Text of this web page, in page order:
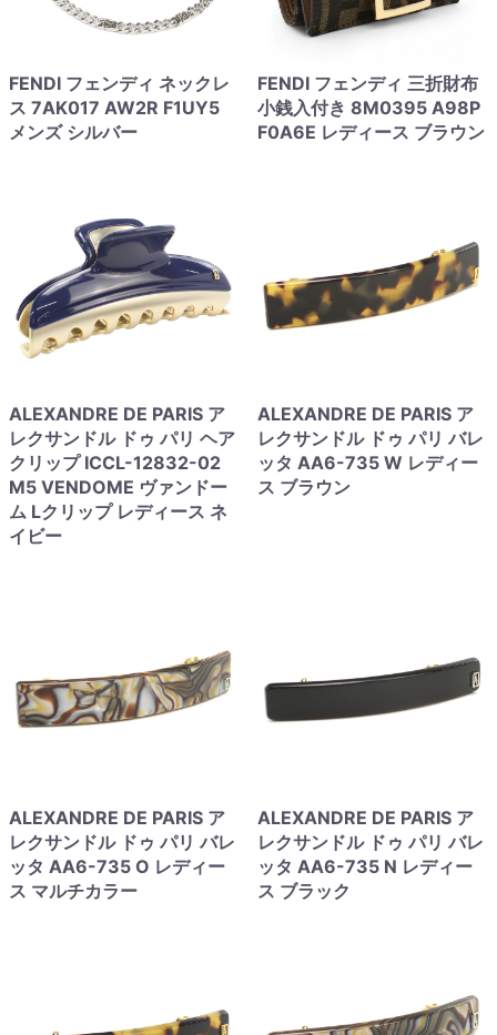
FENDI フェンディ ネックレ
ス 7AK017 AW2R F1UY5
メンズ シルバー
FENDI フェンディ 三折財布
小銭入付き 8M0395 A98P
F0A6E レディース ブラウン
ALEXANDRE DE PARIS ア
レクサンドル ドゥ パリ ヘア
クリップ ICCL-12832-02
M5 VENDOME ヴァンドー
ム Lクリップ レディース ネ
イビー
ALEXANDRE DE PARIS ア
レクサンドル ドゥ パリ バレ
ッタ AA6-735 W レディー
ス ブラウン
ALEXANDRE DE PARIS ア
レクサンドル ドゥ パリ バレ
ッタ AA6-735 O レディー
ス マルチカラー
ALEXANDRE DE PARIS ア
レクサンドル ドゥ パリ バレ
ッタ AA6-735 N レディー
ス ブラック